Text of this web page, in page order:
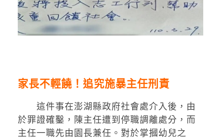
家長不輕饒！追究施暴主任刑責
這件事在澎湖縣政府社會處介入後，由
於罪證確鑿，陳主任遭到停職調離處分，而
主任一職先由園長兼任。對於掌摑幼兒之